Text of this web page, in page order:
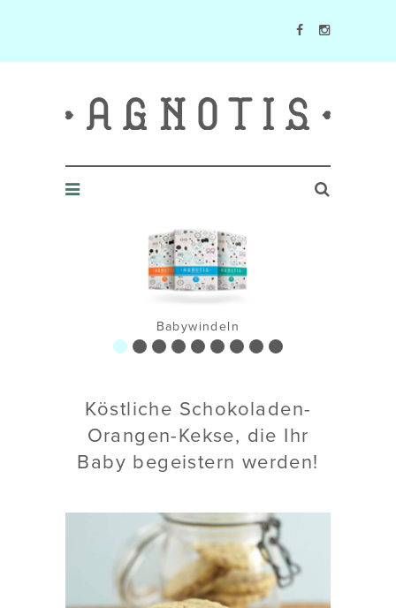
Agnotis Blog
Babywindeln
Köstliche Schokoladen-
Orangen-Kekse, die Ihr
Baby begeistern werden!